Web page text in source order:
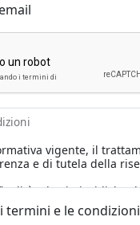
termini e le condizioni